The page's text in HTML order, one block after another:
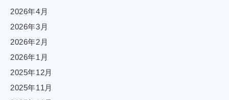
2026年4月
2026年3月
2026年2月
2026年1月
2025年12月
2025年11月